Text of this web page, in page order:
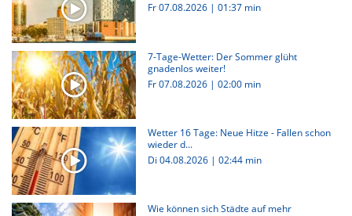
Fr 07.08.2026 | 01:37 min
7-Tage-Wetter: Der Sommer glüht
gnadenlos weiter!
Fr 07.08.2026 | 02:00 min
Wetter 16 Tage: Neue Hitze - Fallen schon
wieder d...
Di 04.08.2026 | 02:44 min
Wie können sich Städte auf mehr